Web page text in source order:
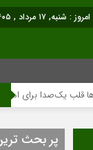
امروز : شنبه, ۱۷ مرداد , ۱۴۰۵
شهید می‌تپد
پر بحث